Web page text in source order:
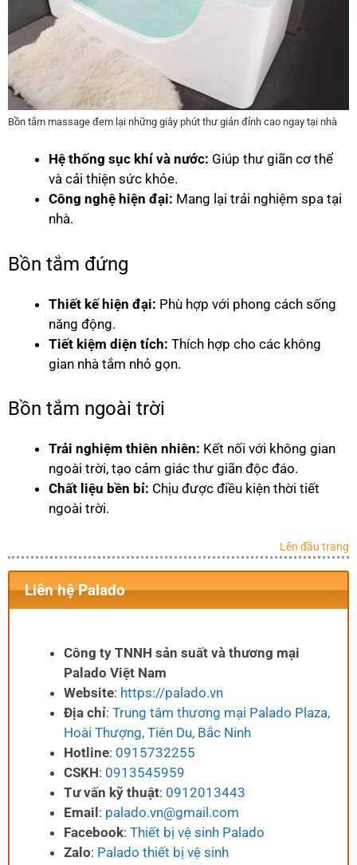
Bồn tắm massage đem lại những giây phút thư giản đỉnh cao ngay tại nhà
Hệ thống sục khí và nước: Giúp thư giãn cơ thể
và cải thiện sức khỏe.
Công nghệ hiện đại: Mang lại trải nghiệm spa tại
nhà.
Bồn tắm đứng
Thiết kế hiện đại: Phù hợp với phong cách sống
năng động.
Tiết kiệm diện tích: Thích hợp cho các không
gian nhà tắm nhỏ gọn.
Bồn tắm ngoài trời
Trải nghiệm thiên nhiên: Kết nối với không gian
ngoài trời, tạo cảm giác thư giãn độc đáo.
Chất liệu bền bỉ: Chịu được điều kiện thời tiết
ngoài trời.
Lên đầu trang
Liên hệ Palado
Công ty TNNH sản suất và thương mại
Palado Việt Nam
Website: https://palado.vn
Địa chỉ: Trung tâm thương mại Palado Plaza,
Hoài Thượng, Tiên Du, Bắc Ninh
Hotline: 0915732255
CSKH: 0913545959
Tư vấn kỹ thuật: 0912013443
Email: palado.vn@gmail.com
Facebook: Thiết bị vệ sinh Palado
Zalo: Palado thiết bị vệ sinh